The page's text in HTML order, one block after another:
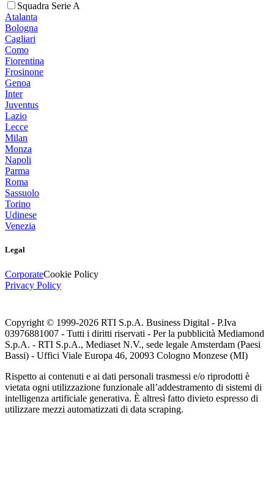
Squadra Serie A
Atalanta
Bologna
Cagliari
Como
Fiorentina
Frosinone
Genoa
Inter
Juventus
Lazio
Lecce
Milan
Monza
Napoli
Parma
Roma
Sassuolo
Torino
Udinese
Venezia
Legal
CorporateCookie Policy
Privacy Policy
Copyright © 1999-2026 RTI S.p.A. Business Digital - P.Iva
03976881007 - Tutti i diritti riservati - Per la pubblicità Mediamond
S.p.A. - RTI S.p.A., Mediaset N.V., sede legale Amsterdam (Paesi
Bassi) - Uffici Viale Europa 46, 20093 Cologno Monzese (MI)
Rispetto ai contenuti e ai dati personali trasmessi e/o riprodotti è
vietata ogni utilizzazione funzionale all’addestramento di sistemi di
intelligenza artificiale generativa. È altresì fatto divieto espresso di
utilizzare mezzi automatizzati di data scraping.